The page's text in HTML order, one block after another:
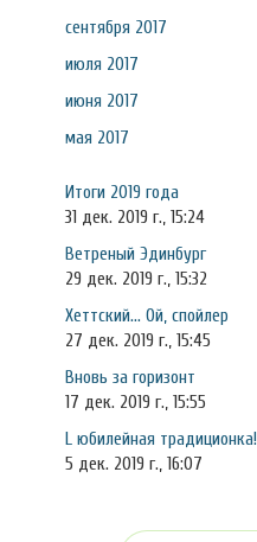
сентября 2017
июля 2017
июня 2017
мая 2017
Итоги 2019 года
31 дек. 2019 г., 15:24
Ветреный Эдинбург
29 дек. 2019 г., 15:32
Хеттский... Ой, спойлер
27 дек. 2019 г., 15:45
Вновь за горизонт
17 дек. 2019 г., 15:55
L юбилейная традиционка!
5 дек. 2019 г., 16:07